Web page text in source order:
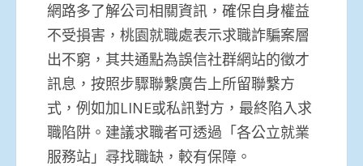
網路多了解公司相關資訊，確保自身權益
不受損害，桃園就職處表示求職詐騙案層
出不窮，其共通點為誤信社群網站的徵才
訊息，按照步驟聯繫廣告上所留聯繫方
式，例如加LINE或私訊對方，最終陷入求
職陷阱。建議求職者可透過「各公立就業
服務站」尋找職缺，較有保障。